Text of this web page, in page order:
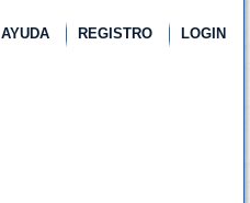
AYUDA REGISTRO LOGIN